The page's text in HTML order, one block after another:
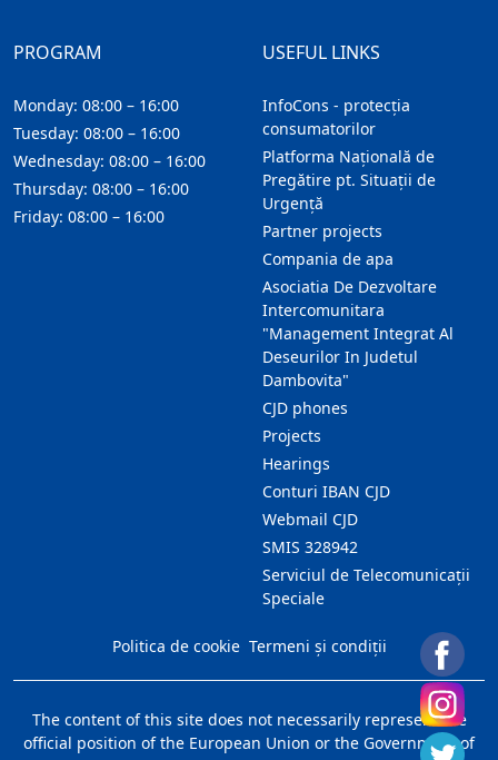
USEFUL LINKS
InfoCons - protecția
consumatorilor
Platforma Națională de
Pregătire pt. Situații de
Urgență
Partner projects
Compania de apa
Asociatia De Dezvoltare
Intercomunitara
"Management Integrat Al
Deseurilor In Judetul
Dambovita"
CJD phones
Projects
Hearings
Conturi IBAN CJD
Webmail CJD
SMIS 328942
Serviciul de Telecomunicații
Speciale
PROGRAM
Monday: 08:00 – 16:00
Tuesday: 08:00 – 16:00
Wednesday: 08:00 – 16:00
Thursday: 08:00 – 16:00
Friday: 08:00 – 16:00
Politica de cookie Termeni și condiții
The content of this site does not necessarily represent the
official position of the European Union or the Government of